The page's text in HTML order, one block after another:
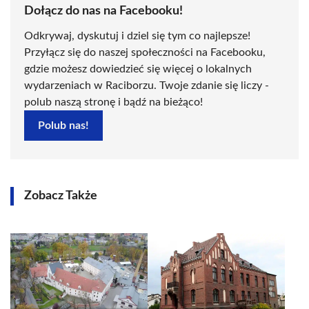
Dołącz do nas na Facebooku!
Odkrywaj, dyskutuj i dziel się tym co najlepsze!
Przyłącz się do naszej społeczności na Facebooku,
gdzie możesz dowiedzieć się więcej o lokalnych
wydarzeniach w Raciborzu. Twoje zdanie się liczy -
polub naszą stronę i bądź na bieżąco!
Polub nas!
Zobacz Także